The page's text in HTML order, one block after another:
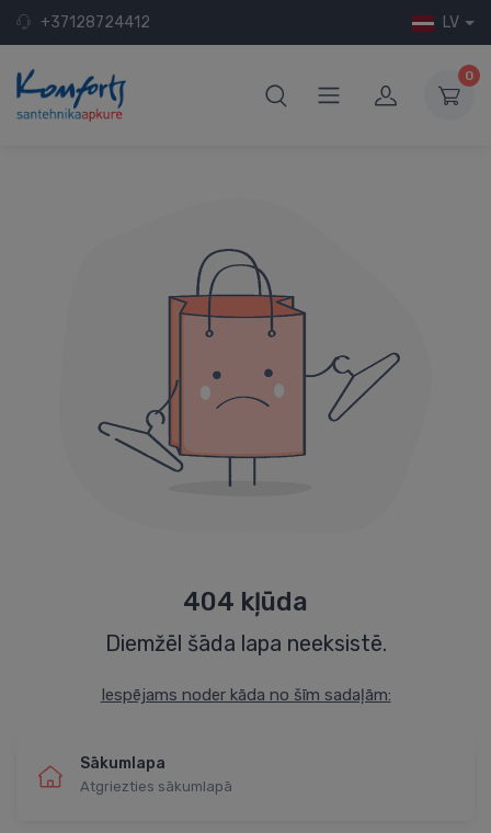
+37128724412 LV
0
404 kļūda
Diemžēl šāda lapa neeksistē.
Iespējams noder kāda no šīm sadaļām:
Sākumlapa
Atgriezties sākumlapā